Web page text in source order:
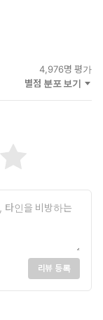
4,976명 평가
별점 분포 보기
리뷰 등록